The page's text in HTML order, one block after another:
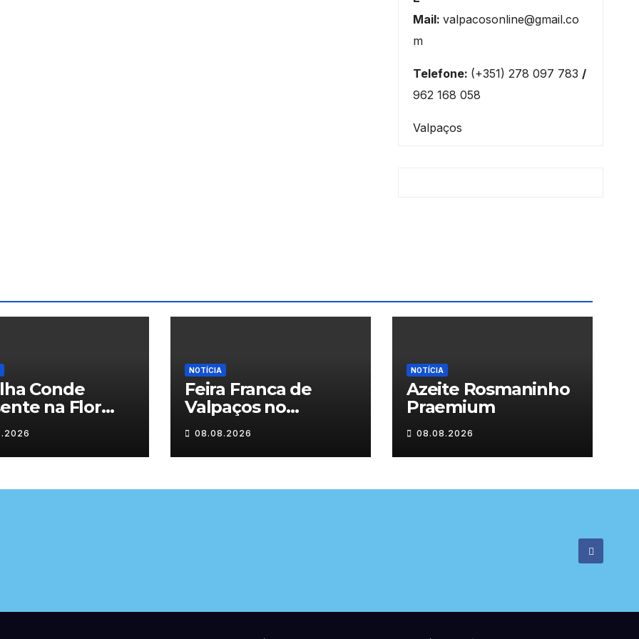
Mail: valpacosonline@gmail.co
m
Telefone: (+351) 278 097 783 /
962 168 058
Valpaços
Conde
na Flor
NOTÍCIA
Feira Franca de
Valpaços no
segundo dia
08.08.2026
NOTÍCIA
Azeite Rosmaninho
Praemium
08.08.2026